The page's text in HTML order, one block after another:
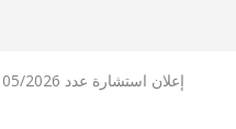
إعلان استشارة عدد 05/2026